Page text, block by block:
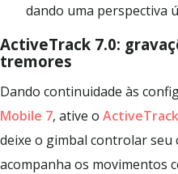
dando uma perspectiva
ActiveTrack 7.0:
tremores
Dando continuidade às
Mobile 7, ative o ActiveTrack
deixe o gimbal controlar seu
acompanha os movimentos